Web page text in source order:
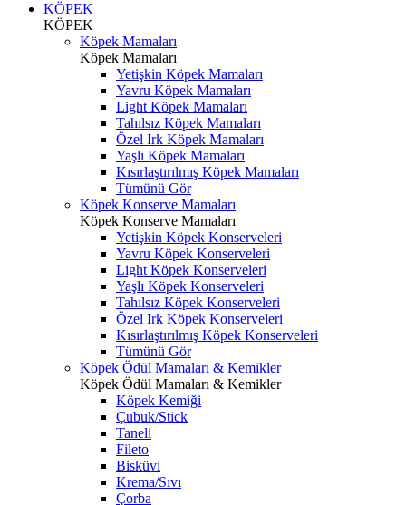
KÖPEK
KÖPEK
Köpek Mamaları
Köpek Mamaları
Yetişkin Köpek Mamaları
Yavru Köpek Mamaları
Light Köpek Mamaları
Tahılsız Köpek Mamaları
Özel Irk Köpek Mamaları
Yaşlı Köpek Mamaları
Kısırlaştırılmış Köpek Mamaları
Tümünü Gör
Köpek Konserve Mamaları
Köpek Konserve Mamaları
Yetişkin Köpek Konserveleri
Yavru Köpek Konserveleri
Light Köpek Konserveleri
Yaşlı Köpek Konserveleri
Tahılsız Köpek Konserveleri
Özel Irk Köpek Konserveleri
Kısırlaştırılmış Köpek Konserveleri
Tümünü Gör
Köpek Ödül Mamaları & Kemikler
Köpek Ödül Mamaları & Kemikler
Köpek Kemiği
Çubuk/Stick
Taneli
Fileto
Bisküvi
Krema/Sıvı
Çorba